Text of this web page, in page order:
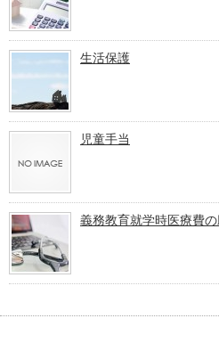
生活保護
児童手当
義務教育就学時医療費